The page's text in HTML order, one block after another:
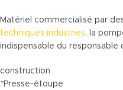
Matériel commercialisé par
techniques industries, la
indispensable du responsable
construction
*Presse-étoupe